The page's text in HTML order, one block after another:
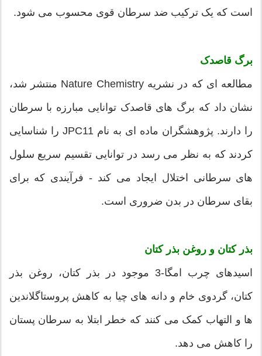
است که یک ترکیب ضد سرطان قوی محسوب می شود.
برگ قاصدک
مطالعه ای که در نشریه Nature Chemistry منتشر شد،
نشان داد که برگ های قاصدک توانایی مبارزه با سرطان
را دارند. پژوهشگران ماده ای به نام JPC11 را شناسایی
کردند که به نظر می رسد در توانایی تقسیم سریع سلول
های سرطانی اختلال ایجاد می کند - فرآیندی که برای
بقای سرطان در بدن ضروری است.
بذر کتان و روغن بذر کتان
اسیدهای چرب امگا-3 موجود در بذر کتان، روغن بذر
کتان، گردوی خام و دانه های چیا به کاهش پروستاگلاندین
ها و التهاب کمک می کنند که خطر ابتلا به سرطان پستان
را کاهش می دهد.